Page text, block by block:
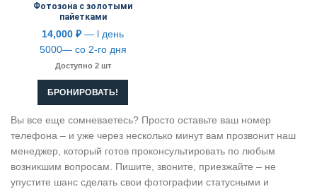
Фотозона с золотыми
пайетками
14,000 ₽— l день
5000— со 2-го дня
Доступно 2 шт
БРОНИРОВАТЬ!
Вы все еще сомневаетесь? Просто оставьте ваш номер
телефона – и уже через несколько минут вам прозвонит наш
менеджер, который готов проконсультировать по любым
возникшим вопросам. Пишите, звоните, приезжайте – не
упустите шанс сделать свои фотографии статусными и